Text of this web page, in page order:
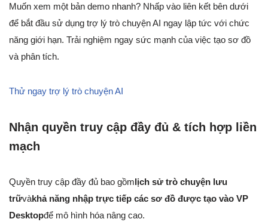
Muốn xem một bản demo nhanh? Nhấp vào liên kết bên dưới
để bắt đầu sử dụng trợ lý trò chuyện AI ngay lập tức với chức
năng giới hạn. Trải nghiệm ngay sức mạnh của việc tạo sơ đồ
và phân tích.
Thử ngay trợ lý trò chuyện AI
Nhận quyền truy cập đầy đủ & tích hợp liền
mạch
Quyền truy cập đầy đủ bao gồmlịch sử trò chuyện lưu
trữvàkhả năng nhập trực tiếp các sơ đồ được tạo vào VP
Desktopđể mô hình hóa nâng cao.